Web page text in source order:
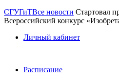
СГУГиТВсе новости Стартовал
Всероссийский конкурс
Личный кабинет
Расписание